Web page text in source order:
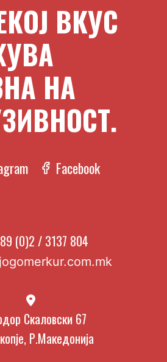
ВКУС
НА
Facebook
(0)2 / 3137 804
Скаловски 67
Р.Македонија